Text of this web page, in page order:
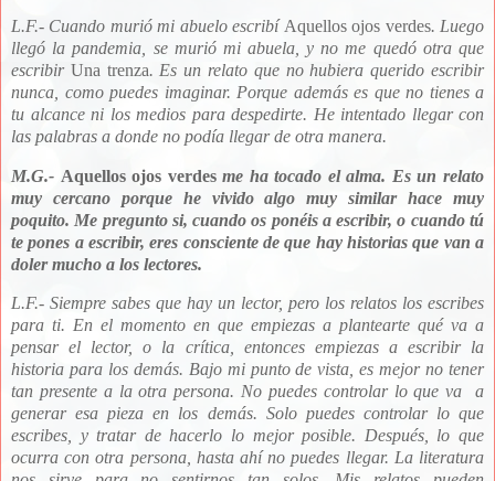
L.F.- Cuando murió mi abuelo escribí Aquellos ojos verdes. Luego
llegó la pandemia, se murió mi abuela, y no me quedó otra que
escribir Una trenza. Es un relato que no hubiera querido escribir
nunca, como puedes imaginar. Porque además es que no tienes a
tu alcance ni los medios para despedirte. He intentado llegar con
las palabras a donde no podía llegar de otra manera.
M.G.- Aquellos ojos verdesme ha tocado el alma. Es un relato
muy cercano porque he vivido algo muy similar hace muy
poquito. Me pregunto si, cuando os ponéis a escribir, o cuando tú
te pones a escribir, eres consciente de que hay historias que van a
doler mucho a los lectores.
L.F.- Siempre sabes que hay un lector, pero los relatos los escribes
para ti. En el momento en que empiezas a plantearte qué va a
pensar el lector, o la crítica, entonces empiezas a escribir la
historia para los demás. Bajo mi punto de vista, es mejor no tener
tan presente a la otra persona. No puedes controlar lo que va a
generar esa pieza en los demás. Solo puedes controlar lo que
escribes, y tratar de hacerlo lo mejor posible. Después, lo que
ocurra con otra persona, hasta ahí no puedes llegar. La literatura